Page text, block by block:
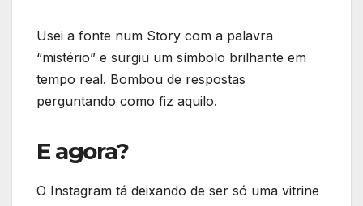
Usei a fonte num Story com a palavra
“mistério” e surgiu um símbolo brilhante em
tempo real. Bombou de respostas
perguntando como fiz aquilo.
E agora?
O Instagram tá deixando de ser só uma vitrine